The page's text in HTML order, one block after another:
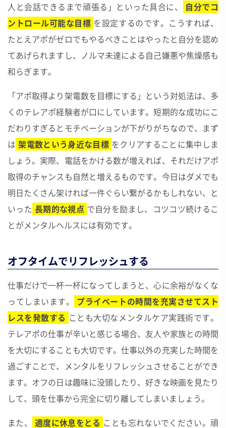
人と会話できるまで頑張る」といった具合に、
自分でコ
ントロール可能な目標 を設定するのです。こうすれば、
たとえアポがゼロでもやるべきことはやったと自分を認め
てあげられますし、ノルマ未達による自己嫌悪や焦燥感も
和らぎます。
「アポ取得より架電数を目標にする」という対処法は、多
くのテレアポ経験者が口にしています。短期的な成功にこ
だわりすぎるとモチベーションが下がりがちなので、まず
は 架電数という身近な目標 をクリアすることに集中しま
しょう。実際、電話をかける数が増えれば、それだけアポ
取得のチャンスも自然と増えるものです。今日はダメでも
明日たくさん架ければ一件ぐらい繋がるかもしれない、と
いった 長期的な視点 で自分を励まし、コツコツ続けるこ
とがメンタルヘルスには有効です。
オフタイムでリフレッシュする
仕事だけで一杯一杯になってしまうと、心に余裕がなくな
ってしまいます。
プライベートの時間を充実させてスト
レスを発散する ことも大切なメンタルケア実践術です。
テレアポの仕事が辛いと感じる場合、友人や家族との時間
を大切にすることも大切です。仕事以外の充実した時間を
過ごすことで、メンタルをリフレッシュさせることができ
ます。オフの日は趣味に没頭したり、好きな映画を見たり
して、頭を仕事から完全に切り離してしまいましょう。
また、 適度に休息をとる ことも忘れないでください。頑